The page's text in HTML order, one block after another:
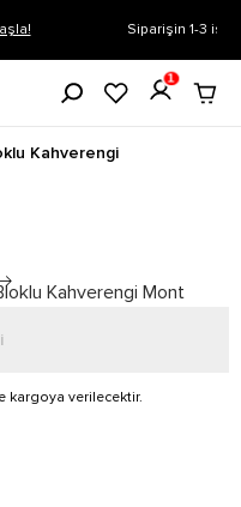
kargoya verilecektir.Daha
1
Kahverengi
kargoya verilecektir.